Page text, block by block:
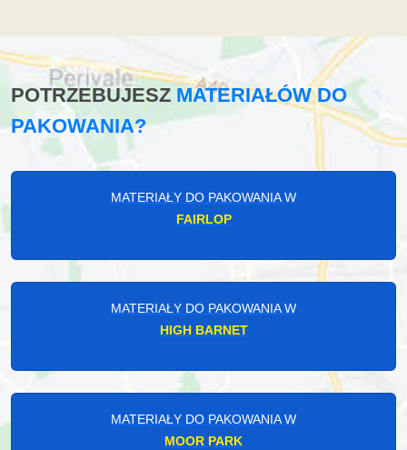
POTRZEBUJESZMATERIAŁÓW DO
PAKOWANIA?
MATERIAŁY DO PAKOWANIA W
FAIRLOP
MATERIAŁY DO PAKOWANIA W
HIGH BARNET
MATERIAŁY DO PAKOWANIA W
MOOR PARK